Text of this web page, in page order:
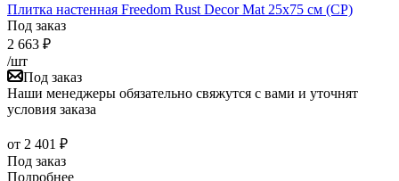
Плитка настенная Freedom Rust Decor Mat 25x75 см (CP)
Под заказ
2 663 ₽
/шт
Под заказ
Наши менеджеры обязательно свяжутся с вами и уточнят
условия заказа
от 2 401 ₽
Под заказ
Подробнее